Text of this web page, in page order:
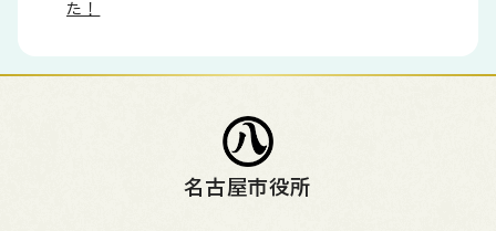
た！
名古屋市役所